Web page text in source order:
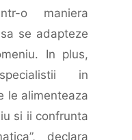
o maniera
se adapteze
In plus,
in
le alimenteaza
si ii confrunta
declara